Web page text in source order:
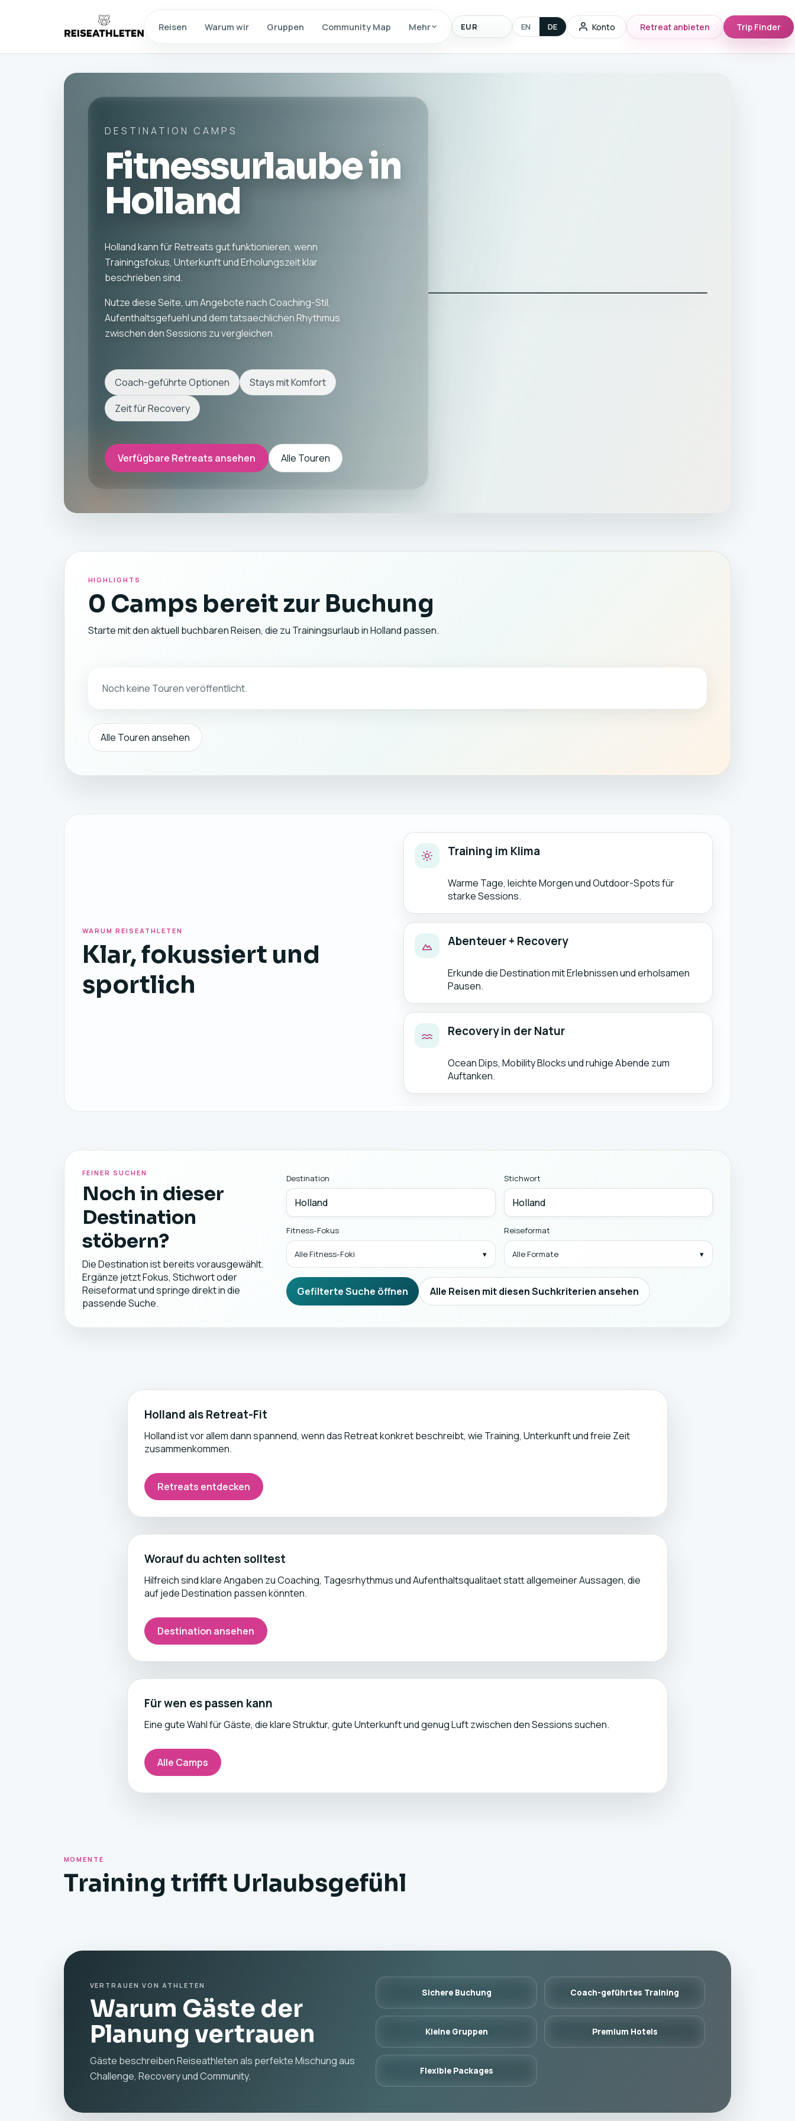
Reisen Warum wir Gruppen Community Map Mehr Anzeigewaehrung
EN DE Konto Retreat anbieten Trip Finder
DESTINATION CAMPS
Fitnessurlaube in
Holland
Holland kann für Retreats gut funktionieren, wenn
Trainingsfokus, Unterkunft und Erholungszeit klar
beschrieben sind.
Nutze diese Seite, um Angebote nach Coaching-Stil,
Aufenthaltsgefuehl und dem tatsaechlichen Rhythmus
zwischen den Sessions zu vergleichen.
Coach-geführte Optionen
Stays mit Komfort
Zeit für Recovery
Verfügbare Retreats ansehen Alle Touren
HIGHLIGHTS
0 Camps bereit zur Buchung
Starte mit den aktuell buchbaren Reisen, die zu Trainingsurlaub in Holland passen.
Noch keine Touren veröffentlicht.
Alle Touren ansehen
WARUM REISEATHLETEN
Klar, fokussiert und
sportlich
Training im Klima
Warme Tage, leichte Morgen und Outdoor-Spots für
starke Sessions.
Abenteuer + Recovery
Erkunde die Destination mit Erlebnissen und erholsamen
Pausen.
Recovery in der Natur
Ocean Dips, Mobility Blocks und ruhige Abende zum
Auftanken.
FEINER SUCHEN
Noch in dieser
Destination
stöbern?
Die Destination ist bereits vorausgewählt.
Ergänze jetzt Fokus, Stichwort oder
Reiseformat und springe direkt in die
passende Suche.
Destination Stichwort
Fitness-Fokus
Alle Fitness-Foki
Reiseformat
Alle Formate
Gefilterte Suche öffnen Alle Reisen mit diesen Suchkriterien ansehen
Holland als Retreat-Fit
Holland ist vor allem dann spannend, wenn das Retreat konkret beschreibt, wie Training, Unterkunft und freie Zeit
zusammenkommen.
Retreats entdecken
Worauf du achten solltest
Hilfreich sind klare Angaben zu Coaching, Tagesrhythmus und Aufenthaltsqualitaet statt allgemeiner Aussagen, die
auf jede Destination passen könnten.
Destination ansehen
Für wen es passen kann
Eine gute Wahl für Gäste, die klare Struktur, gute Unterkunft und genug Luft zwischen den Sessions suchen.
Alle Camps
MOMENTE
Training trifft Urlaubsgefühl
VERTRAUEN VON ATHLETEN
Warum Gäste der
Planung vertrauen
Gäste beschreiben Reiseathleten als perfekte Mischung aus
Challenge, Recovery und Community.
Sichere Buchung Coach-geführtes Training
Kleine Gruppen Premium Hotels
Flexible Packages